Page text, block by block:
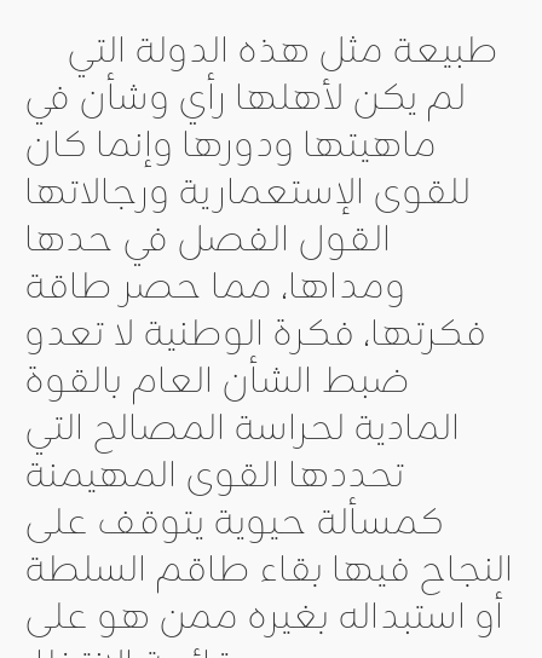
لم يكن لأهلها رأي وشأن في
ماهيتها ودورها وإنما كان
للقوى الإستعمارية ورجالاتها
القول الفصل في حدها
ومداها، مما حصر طاقة
فكرتها، فكرة الوطنية لا تعدو
ضبط الشأن العام بالقوة
المادية لحراسة المصالح التي
تحددها القوى المهيمنة
كمسألة حيوية يتوقف على
النجاح فيها بقاء طاقم السلطة
أو استبداله بغيره ممن هو على